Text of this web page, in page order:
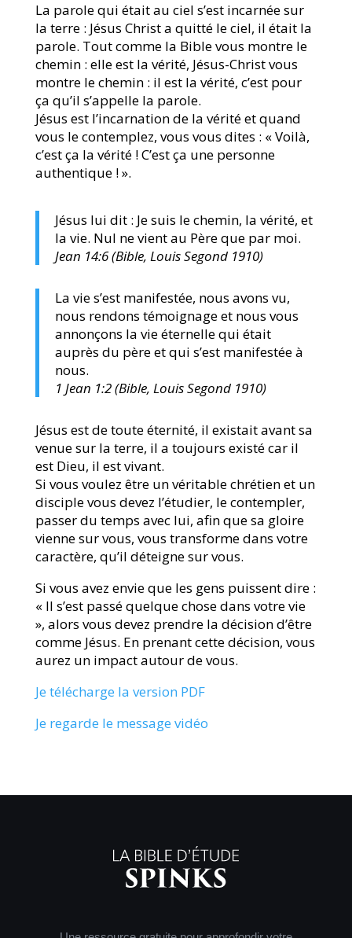
La parole qui était au ciel s’est incarnée sur
la terre : Jésus Christ a quitté le ciel, il était la
parole. Tout comme la Bible vous montre le
chemin : elle est la vérité, Jésus-Christ vous
montre le chemin : il est la vérité, c’est pour
ça qu’il s’appelle la parole.
Jésus est l’incarnation de la vérité et quand
vous le contemplez, vous vous dites : « Voilà,
c’est ça la vérité ! C’est ça une personne
authentique ! ».
Jésus lui dit : Je suis le chemin, la vérité, et
la vie. Nul ne vient au Père que par moi.
Jean 14:6 (Bible, Louis Segond 1910)
La vie s’est manifestée, nous avons vu,
nous rendons témoignage et nous vous
annonçons la vie éternelle qui était
auprès du père et qui s’est manifestée à
nous.
1 Jean 1:2 (Bible, Louis Segond 1910)
Jésus est de toute éternité, il existait avant sa
venue sur la terre, il a toujours existé car il
est Dieu, il est vivant.
Si vous voulez être un véritable chrétien et un
disciple vous devez l’étudier, le contempler,
passer du temps avec lui, afin que sa gloire
vienne sur vous, vous transforme dans votre
caractère, qu’il déteigne sur vous.
Si vous avez envie que les gens puissent dire :
« Il s’est passé quelque chose dans votre vie
», alors vous devez prendre la décision d’être
comme Jésus. En prenant cette décision, vous
aurez un impact autour de vous.
Je télécharge la version PDF
Je regarde le message vidéo